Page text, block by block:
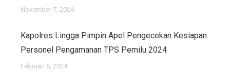
November 7, 2024
Kapolres Lingga Pimpin Apel Pengecekan Kesiapan
Personel Pengamanan TPS Pemilu 2024
Februari 6, 2024